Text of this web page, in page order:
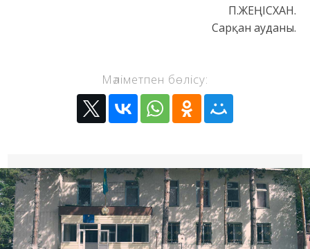
П.ЖЕҢІСХАН.
Сарқан ауданы.
Мәліметпен бөлісу: